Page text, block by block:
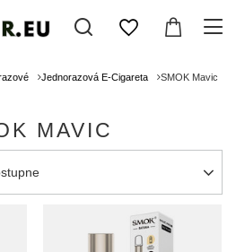
Jednorazová E-Cigareta SMOK Mavic
MAVIC